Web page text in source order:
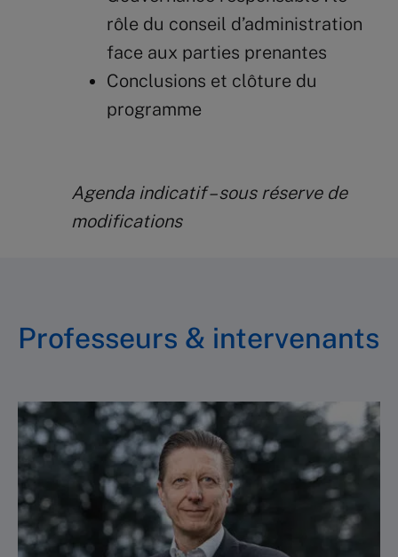
rôle du conseil d’administration
face aux parties prenantes
Conclusions et clôture du
programme
Agenda indicatif – sous réserve de
modifications
Professeurs & intervenants